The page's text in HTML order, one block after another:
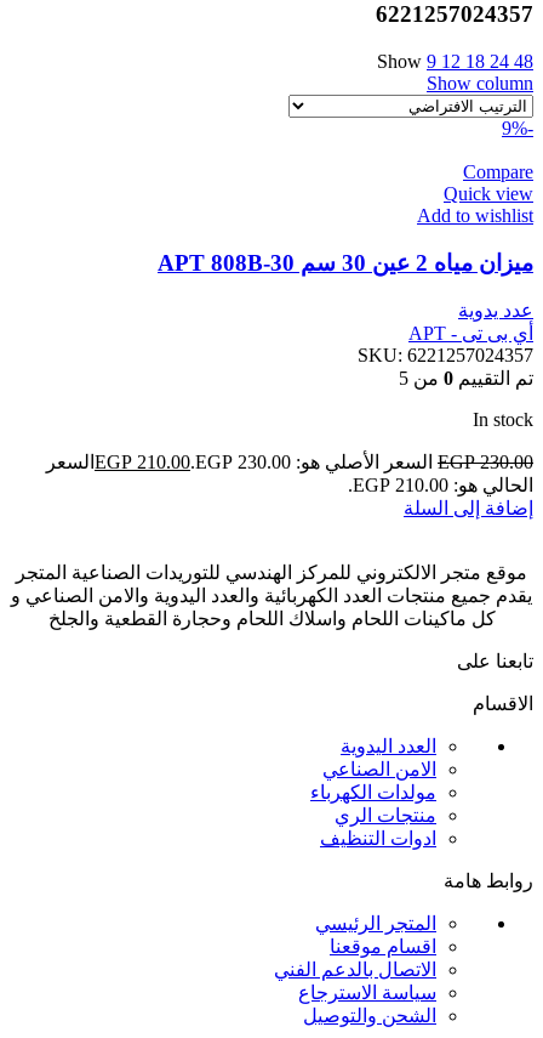
6221257024357
Show 9 12 18 24 48
Show column
-9%
Compare
Quick view
Add to wishlist
ميزان مياه 2 عين 30 سم APT 808B-30
عدد يدوية
أي بى تى - APT
SKU: 6221257024357
تم التقييم 0 من 5
In stock
EGP230.00 السعر الأصلي هو: EGP 230.00. EGP 210.00
السعر
الحالي هو: EGP 210.00.
إضافة إلى السلة
موقع متجر الالكتروني للمركز الهندسي للتوريدات الصناعية المتجر
يقدم جميع منتجات العدد الكهربائية والعدد اليدوية والامن الصناعي و
كل ماكينات اللحام واسلاك اللحام وحجارة القطعية والجلخ
تابعنا على
الاقسام
العدد اليدوية
الامن الصناعي
مولدات الكهرباء
منتجات الري
ادوات التنظيف
روابط هامة
المتجر الرئيسي
اقسام موقعنا
الاتصال بالدعم الفني
سياسة الاسترجاع
الشحن والتوصيل